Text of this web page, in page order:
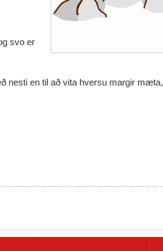
svo er
nesti en til að vita hversu margir mæta,